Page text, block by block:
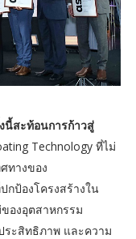
นี้สะท้อนการก้าวสู่
Technology ที่ไม่
ทางของ
กป้องโครงสร้างใน
องอุตสาหกรรม
ะสิทธิภาพ และความ